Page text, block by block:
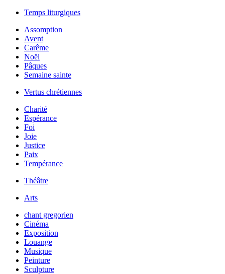
Temps liturgiques
Assomption
Avent
Carême
Noël
Pâques
Semaine sainte
Vertus chrétiennes
Charité
Espérance
Foi
Joie
Justice
Paix
Tempérance
Théâtre
Arts
chant gregorien
Cinéma
Exposition
Louange
Musique
Peinture
Sculpture